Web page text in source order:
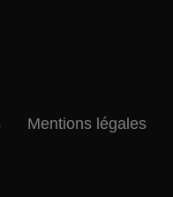
Mentions légales